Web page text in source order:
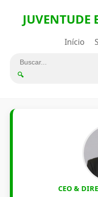
JUVENTUDE
Início
🔍
CEO &